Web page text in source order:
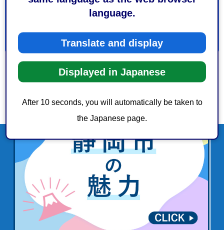
language.
Translate and display
Displayed in Japanese
After 10 seconds, you will automatically be taken to
the Japanese page.
3：見つけにくかった